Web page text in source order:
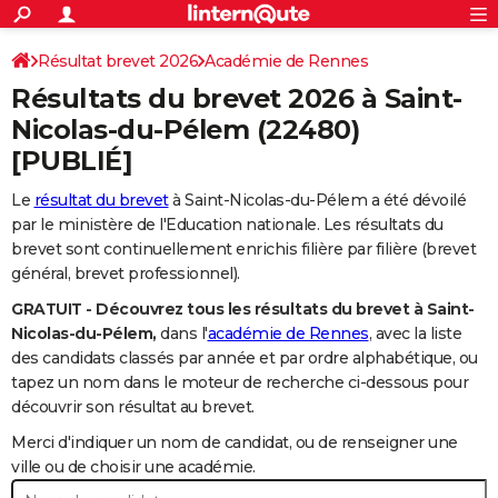
ACTUALITÉS
Politique
Société
Faits Divers
Education
Monde
Villes
+
SPORT
Coupe du monde 2026
Football
Tennis
Cyclisme
Rugby
Forum
CULTURE
Programme TV
TNT
Streaming
Cinéma
Sorties cinéma
Musique
+FINANCE
Retraite
Impôts
Epargne
Immobilier
Risques naturels par ville
Banque
Assurance
Crédit
AUTO
Essais
Réserver un essai
Citadines
Berlines
SUV
Forum auto
+
HIGH-TECH
Forum
Aménagement intérieur
Extérieur
Cuisine
Salle de bains
Jardinage
Rangement
+ WEEK-END
Guides de France
Escapades
Patrimoine
Expositions
Musées
Week-end nature
+
LIFESTYLE
SANTE
Alimentation
Guide de la santé
Maladies
Médicaments
Sommeil
+VOYAGE
S'inscrire
Connexion
Résultat brevet 2026 Académie de Rennes
Résultats du brevet 2026 à Saint-
Nicolas-du-Pélem (22480)
[PUBLIÉ]
Le résultat du brevetà Saint-Nicolas-du-Pélem a été dévoilé
par le ministère de l'Education nationale. Les résultats du
brevet sont continuellement enrichis filière par filière (brevet
général, brevet professionnel).
GRATUIT - Découvrez tous les résultats du brevet à Saint-
Nicolas-du-Pélem, dans l'académie de Rennes, avec la liste
des candidats classés par année et par ordre alphabétique, ou
tapez un nom dans le moteur de recherche ci-dessous pour
découvrir son résultat au brevet.
Merci d'indiquer un nom de candidat, ou de renseigner une
ville ou de choisir une académie.